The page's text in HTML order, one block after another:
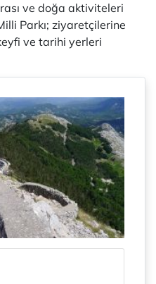
ve doğa aktiviteleri
Parkı; ziyaretçilerine
ve tarihi yerleri